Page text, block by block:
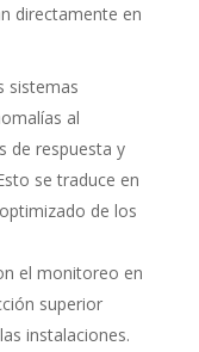
directamente en
sistemas
al
de respuesta y
se traduce en
de los
el monitoreo en
superior
instalaciones.